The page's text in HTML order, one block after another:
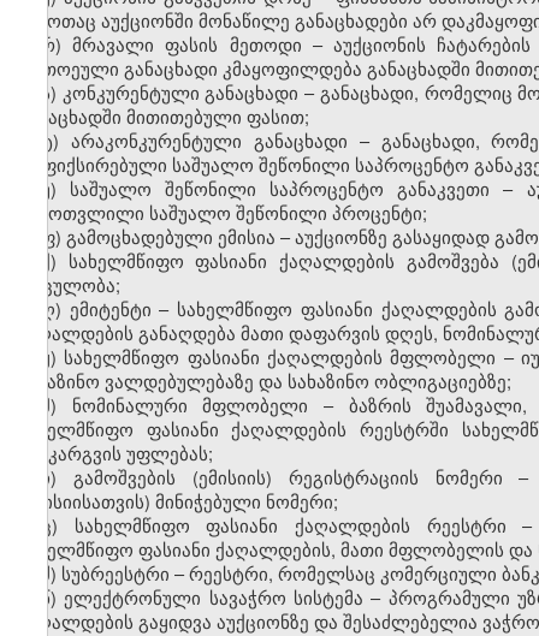
ზემოთაც აუქციონში მონაწილე განაცხადები არ
რ) მრავალი ფასის მეთოდი – აუქციონის
თითოეული განაცხადი კმაყოფილდება განაცხადში
ს) კონკურენტული განაცხადი – განაცხადი, რომელიც
განაცხადში მითითებული ფასით;
ტ) არაკონკურენტული განაცხადი – განაცხადი,
დაფიქსირებული საშუალო შეწონილი საპროცენტო
უ) საშუალო შეწონილი საპროცენტო განაკვეთი –
გამოთვლილი საშუალო შეწონილი პროცენტი;
ფ) გამოცხადებული ემისია – აუქციონზე გასაყიდად
ქ) სახელმწიფო ფასიანი ქაღალდების გამოშვება
მოცულობა;
ღ) ემიტენტი – სახელმწიფო ფასიანი ქაღალდების
ქაღალდების განაღდება მათი დაფარვის დღეს,
ყ) სახელმწიფო ფასიანი ქაღალდების მფლობელი –
სახაზინო ვალდებულებაზე და სახაზინო ობლიგაციებზე;
შ) ნომინალური მფლობელი – ბაზრის
სახელმწიფო ფასიანი ქაღალდების რეესტრში
განკარგვის უფლებას;
ჩ) გამოშვების (ემისიის) რეგისტრაციის ნომერი
(ემისიისათვის) მინიჭებული ნომერი;
ც) სახელმწიფო ფასიანი ქაღალდების რეესტრი
სახელმწიფო ფასიანი ქაღალდების, მათი მფლობელის
ძ) სუბრეესტრი – რეესტრი, რომელსაც კომერციული
წ) ელექტრონული სავაჭრო სისტემა – პროგრამული
ქაღალდების გაყიდვა აუქციონზე და შესაძლებელია